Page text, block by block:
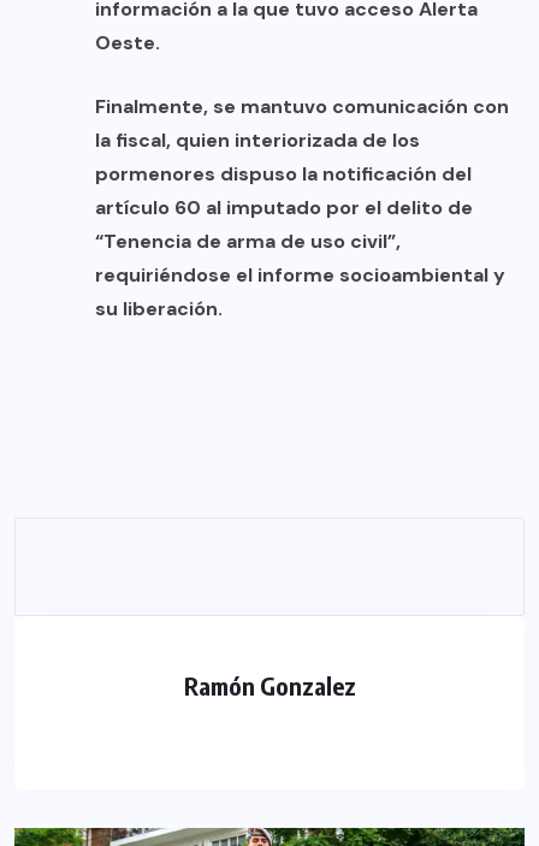
información a la que tuvo acceso Alerta
Oeste.
Finalmente, se mantuvo comunicación con
la fiscal, quien interiorizada de los
pormenores dispuso la notificación del
artículo 60 al imputado por el delito de
“Tenencia de arma de uso civil”,
requiriéndose el informe socioambiental y
su liberación.
Ramón Gonzalez